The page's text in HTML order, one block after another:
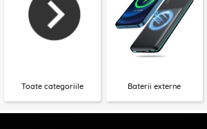
Toate categoriile Baterii externe